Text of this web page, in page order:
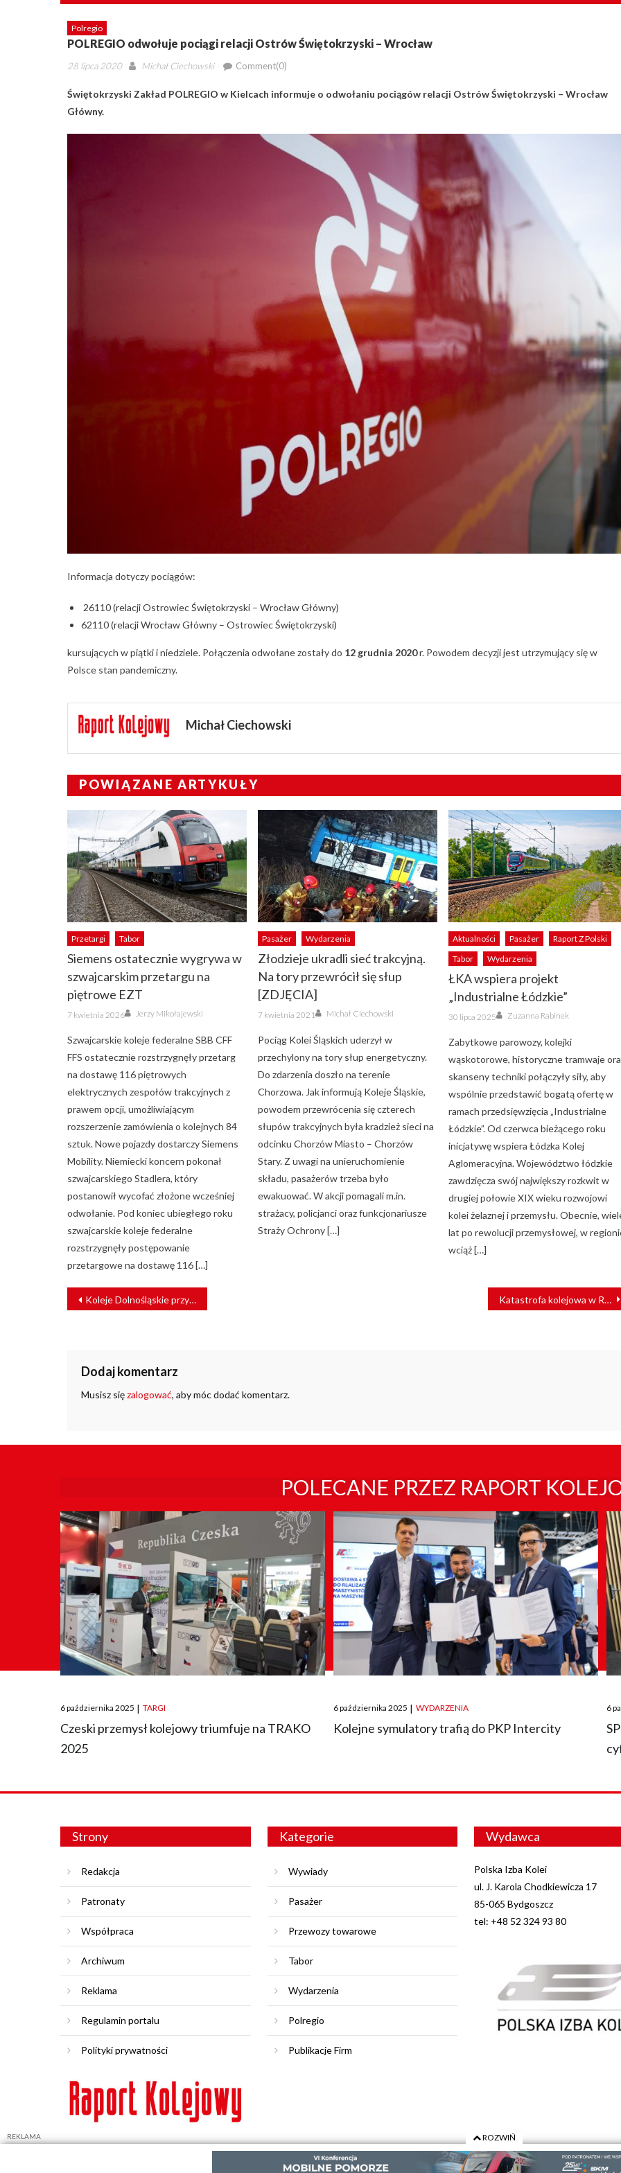
Polregio
POLREGIO odwołuje pociągi relacji Ostrów Świętokrzyski – Wrocław
Posted
28 lipca 2020 Author
Michał Ciechowski Comment(0)
Świętokrzyski Zakład POLREGIO w Kielcach informuje o odwołaniu pociągów relacji Ostrów Świętokrzyski – Wrocław
Główny.
Informacja dotyczy pociągów:
26110 (relacji Ostrowiec Świętokrzyski – Wrocław Główny)
62110 (relacji Wrocław Główny – Ostrowiec Świętokrzyski)
kursujących w piątki i niedziele. Połączenia odwołane zostały do 12 grudnia 2020r. Powodem decyzji jest utrzymujący się w
Polsce stan pandemiczny.
Michał Ciechowski
POWIĄZANE ARTYKUŁY
Przetargi Tabor
Siemens ostatecznie wygrywa w
szwajcarskim przetargu na
piętrowe EZT
Posted
on
7 kwietnia 2026 Author
Jerzy Mikołajewski
Szwajcarskie koleje federalne SBB CFF
FFS ostatecznie rozstrzygnęły przetarg
na dostawę 116 piętrowych
elektrycznych zespołów trakcyjnych z
prawem opcji, umożliwiającym
rozszerzenie zamówienia o kolejnych 84
sztuk. Nowe pojazdy dostarczy Siemens
Mobility. Niemiecki koncern pokonał
szwajcarskiego Stadlera, który
postanowił wycofać złożone wcześniej
odwołanie. Pod koniec ubiegłego roku
szwajcarskie koleje federalne
rozstrzygnęły postępowanie
przetargowe na dostawę 116 […]
Pasażer Wydarzenia
Złodzieje ukradli sieć trakcyjną.
Na tory przewrócił się słup
[ZDJĘCIA]
Posted
on
7 kwietnia 2021 Author
Michał Ciechowski
Pociąg Kolei Śląskich uderzył w
przechylony na tory słup energetyczny.
Do zdarzenia doszło na terenie
Chorzowa. Jak informują Koleje Śląskie,
powodem przewrócenia się czterech
słupów trakcyjnych była kradzież sieci na
odcinku Chorzów Miasto – Chorzów
Stary. Z uwagi na unieruchomienie
składu, pasażerów trzeba było
ewakuować. W akcji pomagali m.in.
strażacy, policjanci oraz funkcjonariusze
Straży Ochrony […]
Aktualności Pasażer
Raport Z Polski
Tabor
Wydarzenia
ŁKA wspiera projekt
„Industrialne Łódzkie”
Posted
on
30 lipca 2025 Author
Zuzanna Rabinek
Zabytkowe parowozy, kolejki
wąskotorowe, historyczne tramwaje
skanseny techniki połączyły siły, aby
wspólnie przedstawić bogatą ofertę w
ramach przedsięwzięcia „Industrialne
Łódzkie”. Od czerwca bieżącego roku
inicjatywę wspiera Łódzka Kolej
Aglomeracyjna. Województwo łódzkie
zawdzięcza swój największy rozkwit w
drugiej połowie XIX wieku rozwojowi
kolei żelaznej i przemysłu. Obecnie,
lat po rewolucji przemysłowej, w
wciąż […]
NAWIGACJA
WPISU
Koleje Dolnośląskie przywracają kolejne połączenia Katastrofa kolejowa w Rosji. Zderzyły się pociągi towarowe [FILM]
Dodaj komentarz
Musisz sięzalogować, aby móc dodać komentarz.
POLECANE PRZEZ RAPORT
Posted
on
6 października 2025 | TARGI
Czeski przemysł kolejowy triumfuje na TRAKO
2025
Posted
on
6 października 2025 | WYDARZENIA
Kolejne symulatory trafią do PKP Intercity
on
6
Strony
Redakcja
Patronaty
Współpraca
Archiwum
Reklama
Regulamin portalu
Polityki prywatności
Kategorie
Wywiady
Pasażer
Przewozy towarowe
Tabor
Wydarzenia
Polregio
Publikacje Firm
Wydawca
Polska Izba Kolei
ul. J. Karola Chodkiewicza 17
85-065 Bydgoszcz
tel: +48 52 324 93 80